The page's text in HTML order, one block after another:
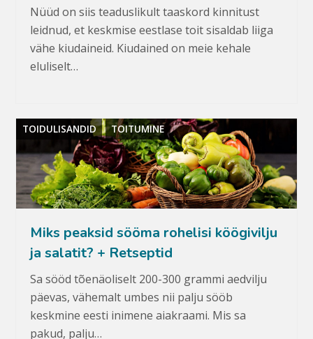
Nüüd on siis teaduslikult taaskord kinnitust
leidnud, et keskmise eestlase toit sisaldab liiga
vähe kiudaineid. Kiudained on meie kehale
eluliselt…
TOIDULISANDID TOITUMINE
Miks peaksid sööma rohelisi köögivilju
ja salatit? + Retseptid
Sa sööd tõenäoliselt 200-300 grammi aedvilju
päevas, vähemalt umbes nii palju sööb
keskmine eesti inimene aiakraami. Mis sa
pakud, palju…